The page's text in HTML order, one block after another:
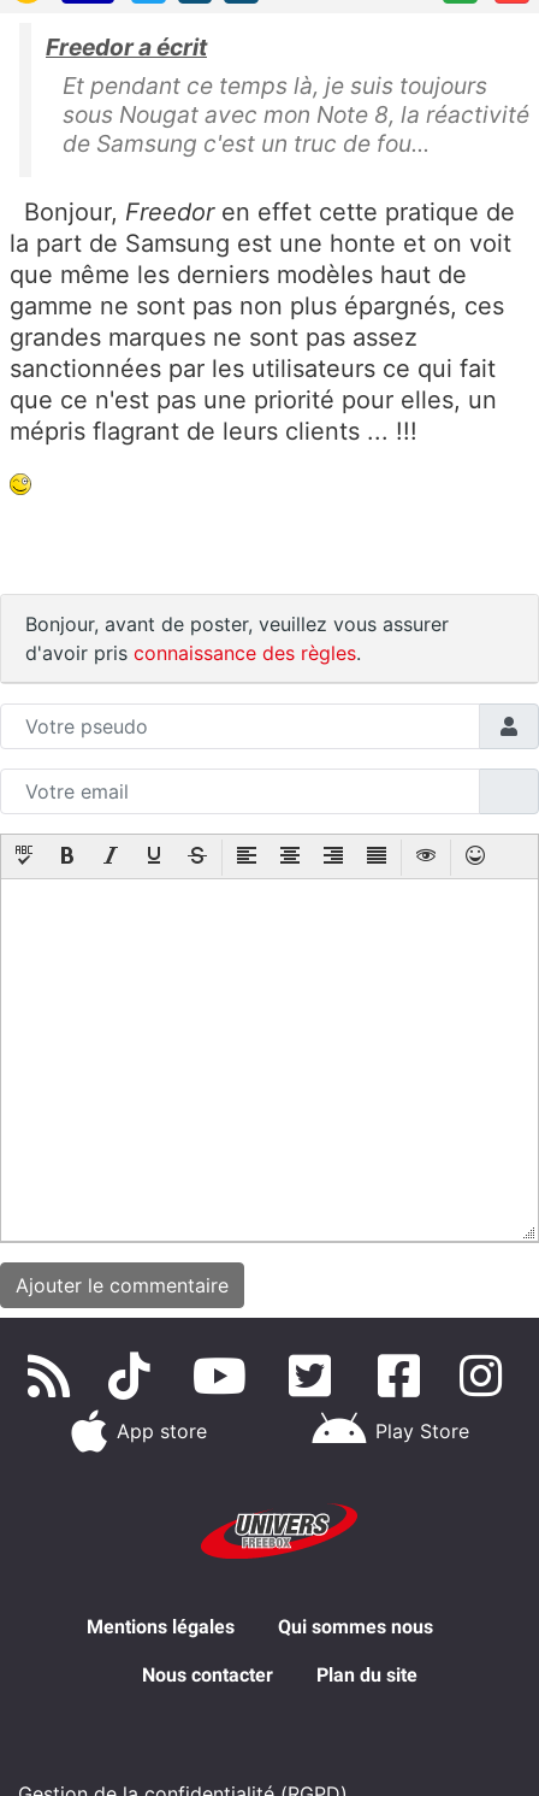
Freedor a écrit
Et pendant ce temps là, je suis toujours
sous Nougat avec mon Note 8, la réactivité
de Samsung c'est un truc de fou...
Bonjour, Freedoren effet cette pratique de
la part de Samsung est une honte et on voit
que même les derniers modèles haut de
gamme ne sont pas non plus épargnés, ces
grandes marques ne sont pas assez
sanctionnées par les utilisateurs ce qui fait
que ce n'est pas une priorité pour elles, un
mépris flagrant de leurs clients ... !!!
Bonjour, avant de poster, veuillez vous assurer
d'avoir pris connaissance des règles.
App store Play Store
Mentions légales Qui sommes nous
Nous contacter Plan du site